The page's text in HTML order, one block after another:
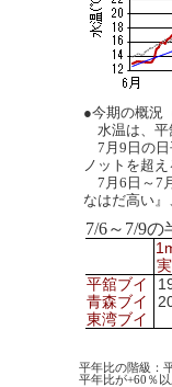
●今期の概況
水温は、平
7月9日の日
ノットを超
7月6日～7
なはだ高い
7/6～7/9
平舘ブイ
青森ブイ
東湾ブイ
平年比の階級：
平年比が+60％